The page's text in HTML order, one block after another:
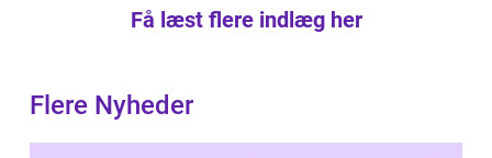
Få læst flere indlæg her
Flere Nyheder